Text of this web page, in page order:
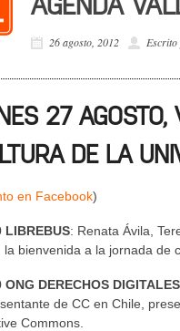
AGENDA
26 agosto, 2012
27
DE LA
en Facebook)
LIBREBUS: Renata Ávila,
la bienvenida a la jornada de
ONG DERECHOS DIGITALES
de CC en Chile,
Commons.